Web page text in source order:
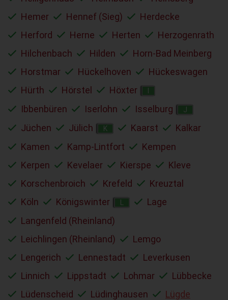
Hemer
Hennef (Sieg)
Herdecke
Herford
Herne Herten
Herzogenrath
Hilchenbach
Hilden
Horn-Bad Meinberg
Horstmar
Hückelhoven
Hückeswagen
Hürth
Hörstel Höxter
Ibbenbüren Iserlohn Isselburg J
Jüchen Jülich K Kaarst
Kalkar
Kamen
Kamp-Lintfort
Kempen
Kerpen
Kevelaer Kierspe
Kleve
Korschenbroich
Krefeld
Kreuztal
Köln
Königswinter
Lage
Langenfeld (Rheinland)
Leichlingen (Rheinland)
Lemgo
Lengerich
Lennestadt
Leverkusen
Linnich
Lippstadt Lohmar
Lübbecke
Lüdenscheid
Lüdinghausen
Lügde